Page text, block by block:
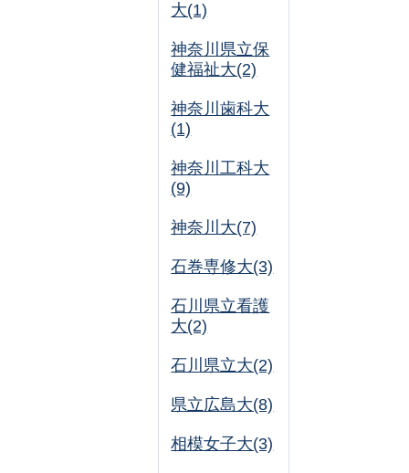
大(1)
神奈川県立保
健福祉大(2)
神奈川歯科大
(1)
神奈川工科大
(9)
神奈川大(7)
石巻専修大(3)
石川県立看護
大(2)
石川県立大(2)
県立広島大(8)
相模女子大(3)